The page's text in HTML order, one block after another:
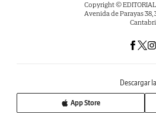
Copyright © EDITORIAL
Avenida de Parayas 38,
Descargar
App Store